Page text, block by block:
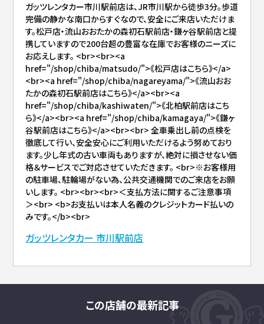
ガッツレンタカー市川駅前店は、JR市川駅から徒歩3分。歩道
完備の静かな南口からすぐなので、安全にご来店いただけま
す。松戸店・流山おおたかの森初石駅前店・鎌ヶ谷駅前店と提
携していますので200台超の豊富な在庫でお客様のニーズに
お応えします。 <br><br><a
href="/shop/chiba/matsudo/">《松戸店はこちら》</a>
<br><a href="/shop/chiba/nagareyama/">《流山おお
たかの森初石駅前店はこちら》</a><br><a
href="/shop/chiba/kashiwaten/">《北柏駅前店はこち
ら》</a><br><a href="/shop/chiba/kamagaya/">《鎌ヶ
谷駅前店はこちら》</a><br><br> 全車乗出し前の点検を
徹底して行い、安全安心にご利用いただけるよう努めており
ます。少し年式の古い車両もありますが、絶対に損させない価
格＆サービスでご対応させていただきます。 <br>※お客様用
の駐車場、駐輪場がない為、公共交通機関でのご来店をお願
いします。 <br><br><br>＜支払方法に関するご注意事項
＞<br> <b>お支払いは本人名義のクレジットカード払いの
みです。</b><br>
ガッツレンタカー 市川駅前店
この店舗の最新記事